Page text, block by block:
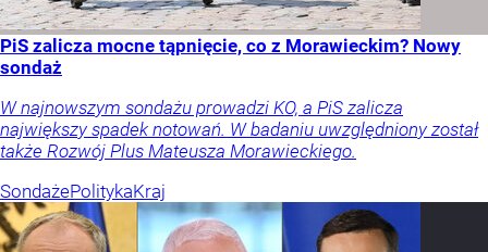
PiS zalicza mocne tąpnięcie, co z Morawieckim? Nowy
sondaż
W najnowszym sondażu prowadzi KO, a PiS zalicza
największy spadek notowań. W badaniu uwzględniony został
także Rozwój Plus Mateusza Morawieckiego.
SondażePolitykaKraj